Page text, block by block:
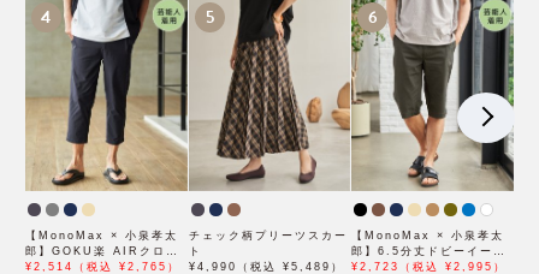
4
【MonoMax × 小泉孝太
郎】GOKU楽 AIRクロッ
プドパンツ「小泉孝太郎さ
¥2,514（税込 ¥2,765）
5
チェック柄プリーツスカー
ト
¥4,990（税込 ¥5,489）
6
【MonoMax × 小泉孝太
郎】6.5分丈ドビーイージ
ーハーフパンツ「小泉孝太
¥2,723（税込 ¥2,995）